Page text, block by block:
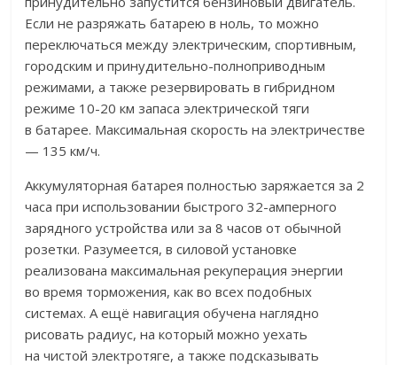
Если не разряжать батарею в ноль, то можно
переключаться между электрическим, спортивным,
городским и принудительно-полноприводным
режимами, а также резервировать в гибридном
режиме 10-20 км запаса электрической тяги
в батарее. Максимальная скорость на электричестве
— 135 км/ч.
Аккумуляторная батарея полностью заряжается за 2
часа при использовании быстрого 32-амперного
зарядного устройства или за 8 часов от обычной
розетки. Разумеется, в силовой установке
реализована максимальная рекуперация энергии
во время торможения, как во всех подобных
системах. А ещё навигация обучена наглядно
рисовать радиус, на который можно уехать
на чистой электротяге, а также подсказывать